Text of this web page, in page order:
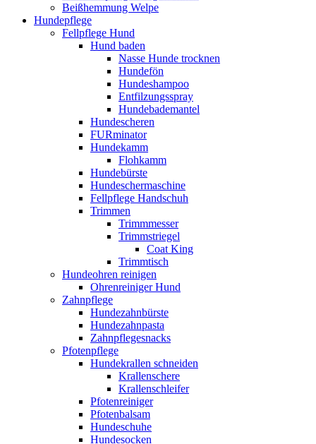
Beißhemmung Welpe
Hundepflege
Fellpflege Hund
Hund baden
Nasse Hunde trocknen
Hundefön
Hundeshampoo
Entfilzungsspray
Hundebademantel
Hundescheren
FURminator
Hundekamm
Flohkamm
Hundebürste
Hundeschermaschine
Fellpflege Handschuh
Trimmen
Trimmmesser
Trimmstriegel
Coat King
Trimmtisch
Hundeohren reinigen
Ohrenreiniger Hund
Zahnpflege
Hundezahnbürste
Hundezahnpasta
Zahnpflegesnacks
Pfotenpflege
Hundekrallen schneiden
Krallenschere
Krallenschleifer
Pfotenreiniger
Pfotenbalsam
Hundeschuhe
Hundesocken